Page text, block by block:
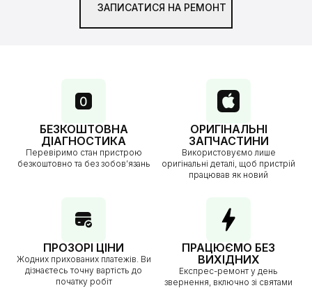
ЗАПИСАТИСЯ НА РЕМОНТ
БЕЗКОШТОВНА
ДІАГНОСТИКА
Перевіримо стан пристрою
безкоштовно та без зобов’язань
ОРИГІНАЛЬНІ
ЗАПЧАСТИНИ
Використовуємо лише
оригінальні деталі, щоб пристрій
працював як новий
ПРОЗОРІ ЦІНИ
Жодних прихованих платежів. Ви
дізнаєтесь точну вартість до
початку робіт
ПРАЦЮЄМО БЕЗ
ВИХІДНИХ
Експрес-ремонт у день
звернення, включно зі святами